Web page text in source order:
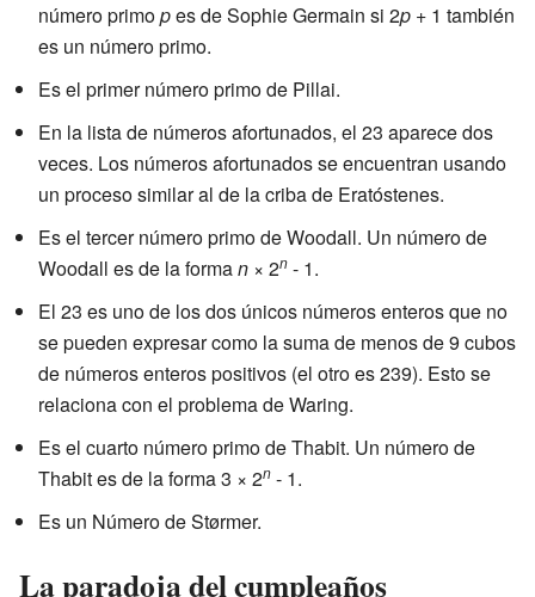
número primopes de Sophie Germain si 2p + 1 también
es un número primo.
Es el primer número primo de Pillai.
En la lista de números afortunados, el 23 aparece dos
veces. Los números afortunados se encuentran usando
un proceso similar al de la criba de Eratóstenes.
Es el tercer número primo de Woodall. Un número de
Woodall es de la forman × 2n - 1.
El 23 es uno de los dos únicos números enteros que no
se pueden expresar como la suma de menos de 9 cubos
de números enteros positivos (el otro es 239). Esto se
relaciona con el problema de Waring.
Es el cuarto número primo de Thabit. Un número de
Thabit es de la forma 3 × 2n - 1.
Es un Número de Størmer.
La paradoja del cumpleaños